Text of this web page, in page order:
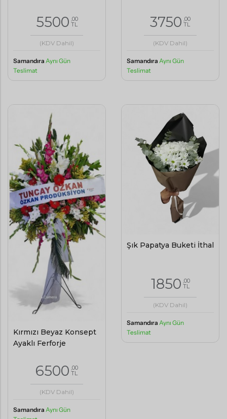
5500 ,00
TL
(KDV Dahil)
Samandıra Aynı Gün
Teslimat
3750 ,00
TL
(KDV Dahil)
Samandıra Aynı Gün
Teslimat
Kırmızı Beyaz Konsept
Ayaklı Ferforje
6500 ,00
TL
(KDV Dahil)
Samandıra Aynı Gün
Şık Papatya Buketi İthal
1850 ,00
TL
(KDV Dahil)
Samandıra Aynı Gün
Teslimat